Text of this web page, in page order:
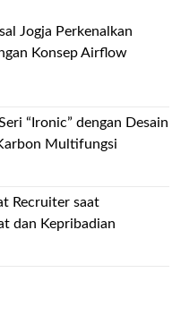
Jogja Perkenalkan
Konsep Airflow
“Ironic” dengan Desain
Multifungsi
Recruiter saat
dan Kepribadian